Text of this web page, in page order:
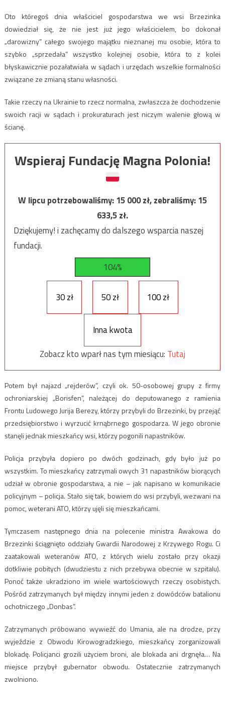
Oto któregoś dnia właściciel gospodarstwa we wsi Brzezinka
dowiedział się, że nie jest już jego właścicielem, bo dokonał
„darowizny” całego swojego majątku nieznanej mu osobie, która to
szybko „sprzedała” wszystko kolejnej osobie, która to z kolei
błyskawicznie pozałatwiała w sądach i urzędach wszelkie formalności
związane ze zmianą stanu własności.
Takie rzeczy na Ukrainie to rzecz normalna, zwłaszcza że dochodzenie
swoich racji w sądach i prokuraturach jest niczym walenie głową w
ścianę.
Wspieraj Fundację Magna Polonia!
W lipcu potrzebowaliśmy:15 000zł, zebraliśmy:15
633,5zł.
Dziękujemy! i zachęcamy do dalszego wsparcia naszej
fundacji.
104%
30 zł 50 zł 100 zł
Inna kwota
Zobacz kto wparł nas tym miesiącu: Tutaj
Potem był najazd „rejderów”, czyli ok. 50-osobowej grupy z firmy
ochroniarskiej „Borisfen”, należącej do deputowanego z ramienia
Frontu Ludowego Jurija Berezy, którzy przybyli do Brzezinki, by przejąć
przedsiębiorstwo i wyrzucić krnąbrnego gospodarza. W jego obronie
stanęli jednak mieszkańcy wsi, którzy pogonili napastników.
Policja przybyła dopiero po dwóch godzinach, gdy było już po
wszystkim. To mieszkańcy zatrzymali owych 31 napastników biorących
udział w obronie gospodarstwa, a nie – jak napisano w komunikacie
policyjnym – policja. Stało się tak, bowiem do wsi przybyli, wezwani na
pomoc, weterani ATO, którzy ujęli się mieszkańcami.
Tymczasem następnego dnia na polecenie ministra Awakowa do
Brzezinki ściągnięto oddziały Gwardii Narodowej z Krzywego Rogu. Ci
zaatakowali weteranów ATO, z których wielu zostało przy okazji
dotkliwie pobitych (dwudziestu z nich przebywa obecnie w szpitalu).
Ponoć także ukradziono im wiele wartościowych rzeczy osobistych.
Pośród zatrzymanych był między innymi jeden z dowódców batalionu
ochotniczego „Donbas”.
Zatrzymanych próbowano wywieźć do Umania, ale na drodze, przy
wyjeździe z Obwodu Kirowogradzkiego, mieszkańcy zorganizowali
blokadę. Policjanci grozili użyciem broni, ale blokada ani drgnęła… Na
miejsce przybył gubernator obwodu. Ostatecznie zatrzymanych
zwolniono.